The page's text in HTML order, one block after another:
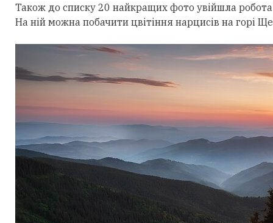
Також до списку 20 найкращих фото увійшла
На ній можна побачити цвітіння нарцисів на горі